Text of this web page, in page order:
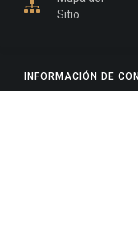
INFORMACIÓN DE
Sitio